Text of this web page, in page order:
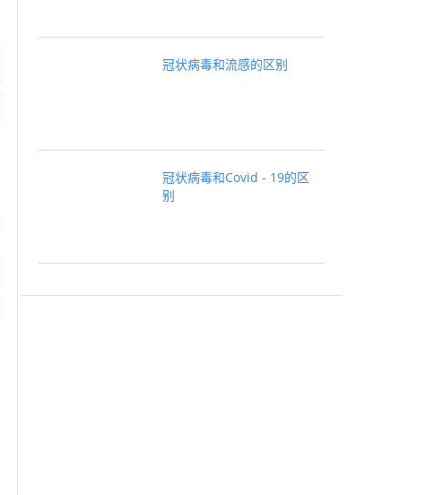
冠状病毒和流感的区别
冠状病毒和Covid - 19的区
别